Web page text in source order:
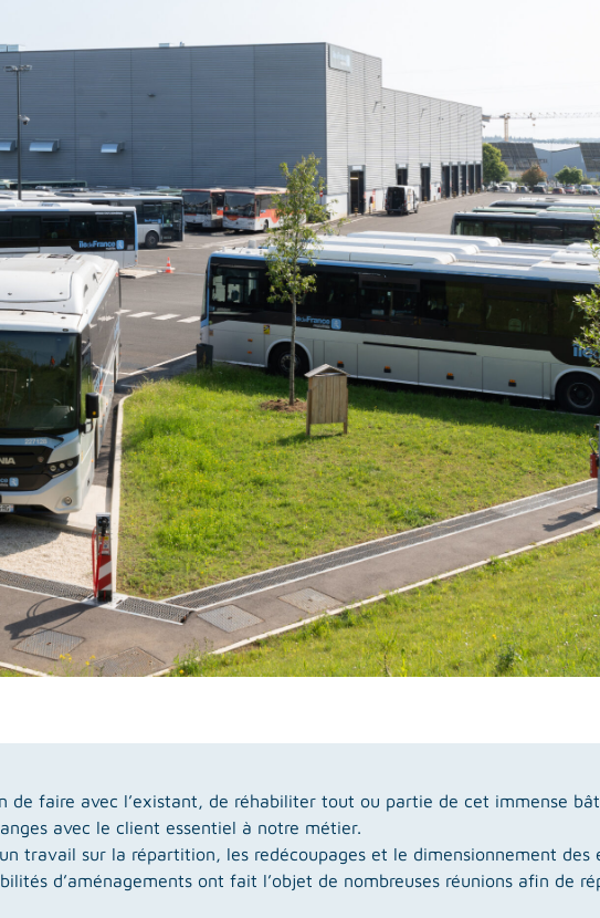
de faire avec l’existant, de réhabiliter tout ou partie de cet immense
avec le client essentiel à notre métier.
travail sur la répartition, les redécoupages et le dimensionnement des
d’aménagements ont fait l’objet de nombreuses réunions afin de